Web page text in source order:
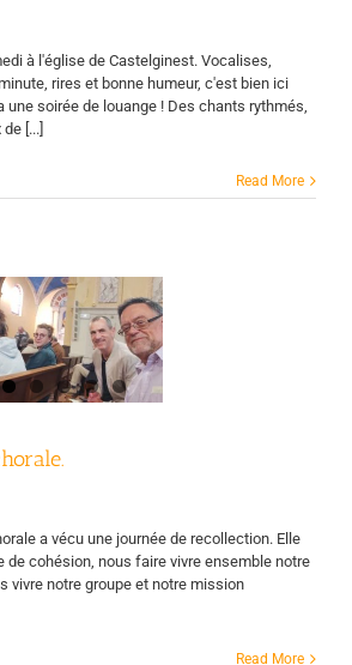
à l'église de Castelginest. Vocalises,
rires et bonne humeur, c'est bien ici
une soirée de louange ! Des chants rythmés,
[...]
Read More
a vécu une journée de recollection. Elle
de cohésion, nous faire vivre ensemble notre
vivre notre groupe et notre mission
Read More